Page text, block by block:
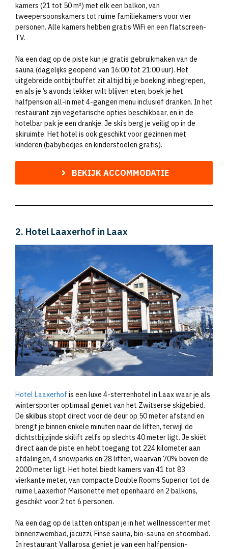
kamers (21 tot 50 m²) met elk een balkon, van
tweepersoonskamers tot ruime familiekamers voor vier
personen. Alle kamers hebben gratis WiFi en een flatscreen-
TV.
Na een dag op de piste kun je gratis gebruikmaken van de
sauna (dagelijks geopend van 16:00 tot 21:00 uur). Het
uitgebreide ontbijtbuffet zit altijd bij je boeking inbegrepen,
en als je ’s avonds lekker wilt blijven eten, boek je het
halfpension all-in met 4-gangen menu inclusief dranken. In het
restaurant zijn vegetarische opties beschikbaar, en in de
hotelbar pak je een drankje. Je ski’s berg je veilig op in de
skiruimte. Het hotel is ook geschikt voor gezinnen met
kinderen (babybedjes en kinderstoelen gratis).
BEKIJK ACCOMMODATIE
2. Hotel Laaxerhof in Laax
Hotel Laaxerhof is een luxe 4-sterrenhotel in Laax waar je als
wintersporter optimaal geniet van het Zwitserse skigebied.
De skibusstopt direct voor de deur op 50 meter afstand en
brengt je binnen enkele minuten naar de liften, terwijl de
dichtstbijzijnde skilift zelfs op slechts 40 meter ligt. Je skiët
direct aan de piste en hebt toegang tot 224 kilometer aan
afdalingen, 4 snowparks en 28 liften, waarvan 70% boven de
2000 meter ligt. Het hotel biedt kamers van 41 tot 83
vierkante meter, van compacte Double Rooms Superior tot de
ruime Laaxerhof Maisonette met openhaard en 2 balkons,
geschikt voor 2 tot 6 personen.
Na een dag op de latten ontspan je in het wellnesscenter met
binnenzwembad, jacuzzi, Finse sauna, bio-sauna en stoombad.
In restaurant Vallarosa geniet je van een halfpension-